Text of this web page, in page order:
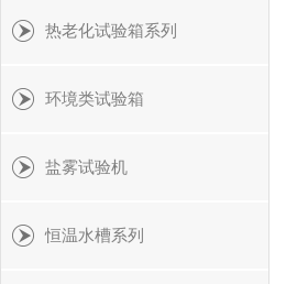
热老化试验箱系列
环境类试验箱
盐雾试验机
恒温水槽系列